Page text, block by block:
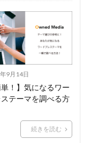
9月14日
単！】気になるワー
ステーマを調べる方
続きを読む